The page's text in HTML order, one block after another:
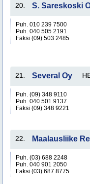
20. S. Sareskoski
Puh. 010 239 7500
Puh. 040 505 2191
Faksi (09) 503 2485
21. Several Oy
Puh. (09) 348 9110
Puh. 040 501 9137
Faksi (09) 348 9221
22. Maalausliike
Puh. (03) 688 2248
Puh. 040 901 2050
Faksi (03) 687 8775